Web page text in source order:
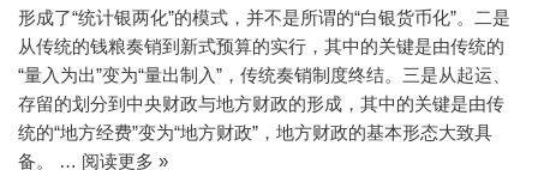
形成了“统计银两化”的模式，并不是所谓的“白银货币化”。二是
从传统的钱粮奏销到新式预算的实行，其中的关键是由传统的
“量入为出”变为“量出制入”，传统奏销制度终结。三是从起运、
存留的划分到中央财政与地方财政的形成，其中的关键是由传
统的“地方经费”变为“地方财政”，地方财政的基本形态大致具
备。 … 阅读更多 »